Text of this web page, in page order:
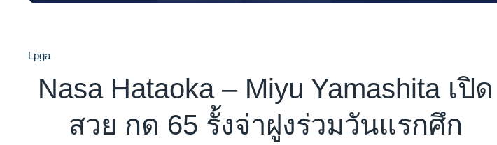
Lpga
Nasa Hataoka – Miyu Yamashita เปิด
สวย กด 65 รั้งจ่าฝูงร่วมวันแรกศึก